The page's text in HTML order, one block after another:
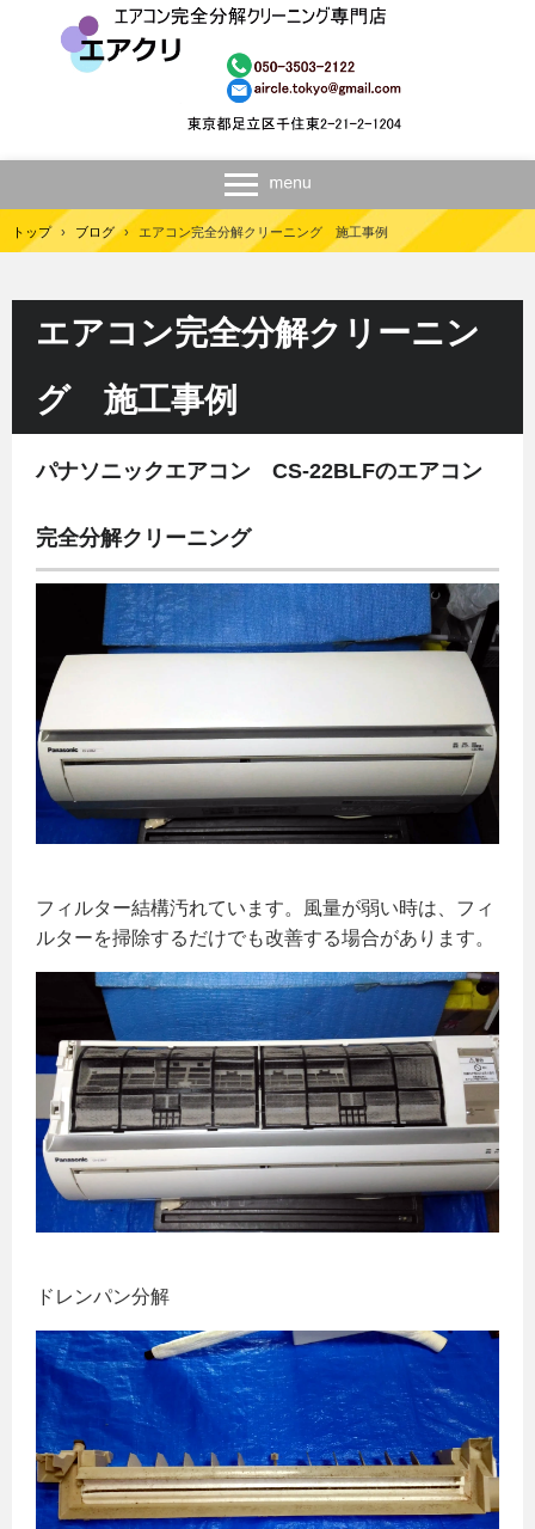
トップ › ブログ › エアコン完全分解クリーニング 施工事例
エアコン完全分解クリーニン
グ 施工事例
パナソニックエアコン CS-22BLFのエアコン
完全分解クリーニング
フィルター結構汚れています。風量が弱い時は、フィ
ルターを掃除するだけでも改善する場合があります。
ドレンパン分解